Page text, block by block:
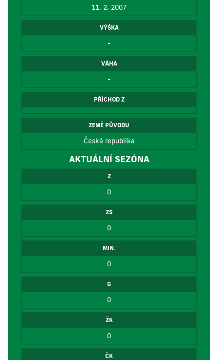
11. 2. 2007
VÝŠKA
-
VÁHA
-
PŘÍCHOD Z
ZEMĚ PŮVODU
Česká republika
AKTUÁLNÍ SEZÓNA
Z
0
ZS
0
MIN.
0
G
0
ŽK
0
ČK